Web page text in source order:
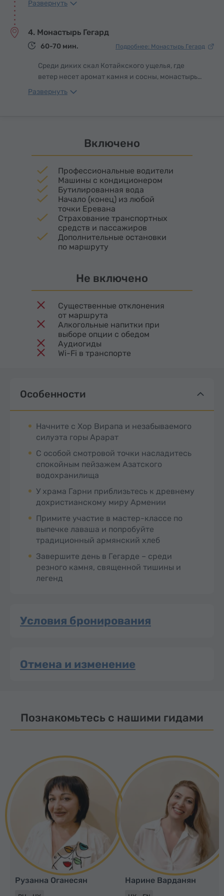
быту. Лаваш – не просто еда, это символ
гостеприимства, семейного тепла и древних
в поколение.
Развернуть
4. Монастырь Гегард
60-70 мин. Подробнее: Монастырь Гегард
Среди диких скал Котайкского ущелья, где
ветер несет аромат камня и сосны, монастырь
наполнена мягким эхом вековых гимнов.
Развернуть
Включено
Профессиональные водители
Машины с кондиционером
Бутилированная вода
Начало (конец) из любой
точки Еревана
Страхование транспортных
средств и пассажиров
Дополнительные остановки
по маршруту
Не включено
Существенные отклонения
от маршрута
Алкогольные напитки при
выборе опции с обедом
Аудиогиды
Wi-Fi в транспорте
Особенности
Начните с Хор Вирапа и незабываемого
силуэта горы Арарат
С особой смотровой точки насладитесь
спокойным пейзажем Азатского
водохранилища
У храма Гарни приблизьтесь к древнему
дохристианскому миру Армении
Примите участие в мастер-классе по
выпечке лаваша и попробуйте
традиционный армянский хлеб
Завершите день в Гегарде – среди
резного камня, священной тишины и
легенд
Условия бронирования
Отмена и изменение
Познакомьтесь с нашими гидами
Рузанна Оганесян Нарине Варданян